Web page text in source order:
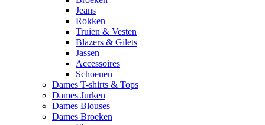
Jeans
Rokken
Truien & Vesten
Blazers & Gilets
Jassen
Accessoires
Schoenen
Dames T-shirts & Tops
Dames Jurken
Dames Blouses
Dames Broeken